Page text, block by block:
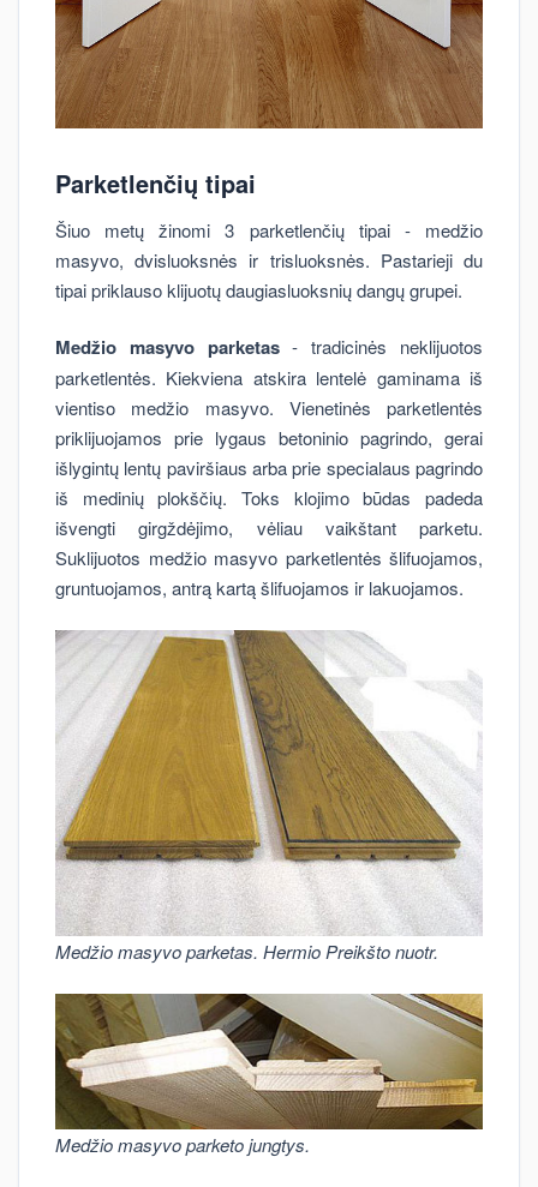
Parketlenčių tipai
Šiuo metų žinomi 3 parketlenčių tipai - medžio
masyvo, dvisluoksnės ir trisluoksnės. Pastarieji du
tipai priklauso klijuotų daugiasluoksnių dangų grupei.
Medžio masyvo parketas- tradicinės neklijuotos
parketlentės. Kiekviena atskira lentelė gaminama iš
vientiso medžio masyvo. Vienetinės parketlentės
priklijuojamos prie lygaus betoninio pagrindo, gerai
išlygintų lentų paviršiaus arba prie specialaus pagrindo
iš medinių plokščių. Toks klojimo būdas padeda
išvengti girgždėjimo, vėliau vaikštant parketu.
Suklijuotos medžio masyvo parketlentės šlifuojamos,
gruntuojamos, antrą kartą šlifuojamos ir lakuojamos.
Medžio masyvo parketas. Hermio Preikšto nuotr.
Medžio masyvo parketo jungtys.